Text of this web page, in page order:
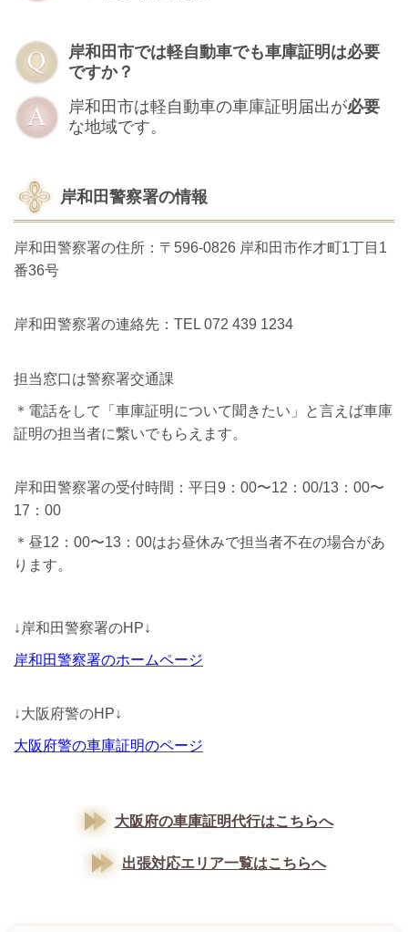
岸和田市では軽自動車でも車庫証明は必要
ですか？
岸和田市は軽自動車の車庫証明届出が必要
な地域です。
岸和田警察署の情報
岸和田警察署の住所：〒596-0826 岸和田市作才町1丁目1
番36号
岸和田警察署の連絡先：TEL 072 439 1234
担当窓口は警察署交通課
＊電話をして「車庫証明について聞きたい」と言えば車庫
証明の担当者に繋いでもらえます。
岸和田警察署の受付時間：平日9：00〜12：00/13：00〜
17：00
＊昼12：00〜13：00はお昼休みで担当者不在の場合があ
ります。
↓岸和田警察署のHP↓
岸和田警察署のホームページ
↓大阪府警のHP↓
大阪府警の車庫証明のページ
大阪府の車庫証明代行はこちらへ
出張対応エリア一覧はこちらへ